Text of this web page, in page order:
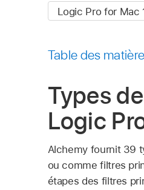
Table des
Types
Logic
Alchemy fournit 39
ou comme filtres
étapes des filtres